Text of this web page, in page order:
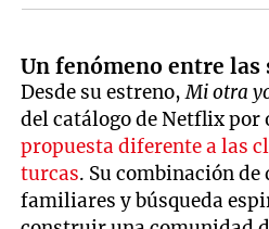
Un fenómeno entre las
Desde su estreno,Mi otra
del catálogo de Netflix por
propuesta diferente a las
turcas. Su combinación
familiares y búsqueda